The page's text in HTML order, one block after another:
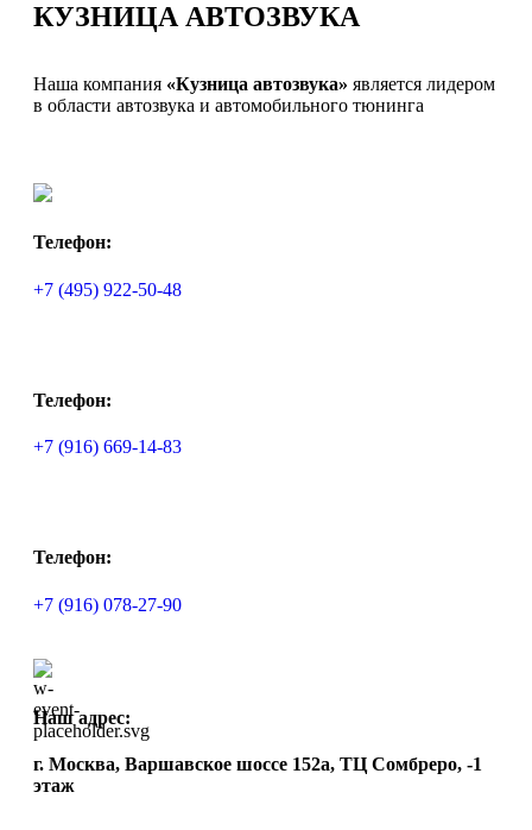
КУЗНИЦА АВТОЗВУКА
Наша компания «Кузница автозвука» является лидером
в области автозвука и автомобильного тюнинга
Телефон:
+7 (495) 922-50-48
Телефон:
+7 (916) 669-14-83
Телефон:
+7 (916) 078-27-90
Наш адрес:
г. Москва, Варшавское шоссе 152а, ТЦ Сомбреро, -1
этаж